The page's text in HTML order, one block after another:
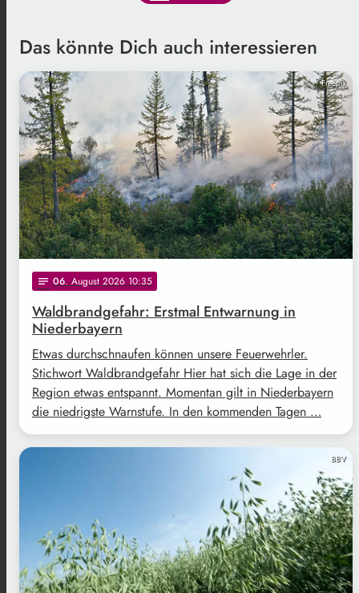
Das könnte Dich auch interessieren
Freepik
notes 06. August 2026 10:35
Waldbrandgefahr: Erstmal Entwarnung in
Niederbayern
Etwas durchschnaufen können unsere Feuerwehrler.
Stichwort Waldbrandgefahr Hier hat sich die Lage in der
Region etwas entspannt. Momentan gilt in Niederbayern
die niedrigste Warnstufe. In den kommenden Tagen …
BBV